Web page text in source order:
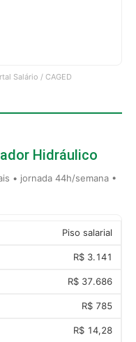
Salário / CAGED
Hidráulico
• jornada 44h/semana •
Piso salarial
R$ 3.141
R$ 37.686
R$ 785
R$ 14,28